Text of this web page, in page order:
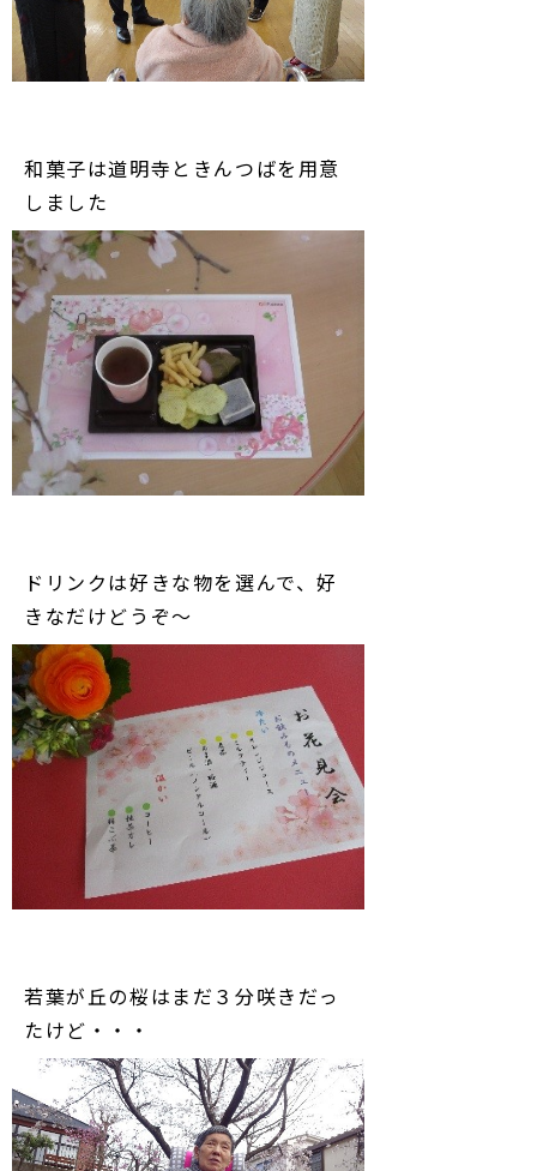
和菓子は道明寺ときんつばを用意
しました
ドリンクは好きな物を選んで、好
きなだけどうぞ～
若葉が丘の桜はまだ３分咲きだっ
たけど・・・